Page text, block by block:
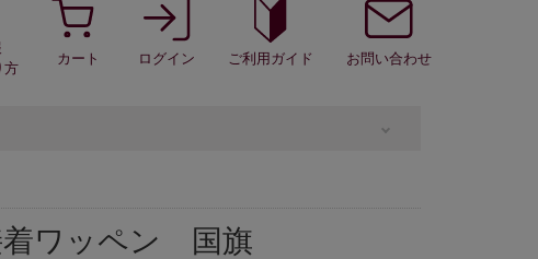
方
カート ログイン ご利用ガイド お問い合わせ
着ワッペン 国旗